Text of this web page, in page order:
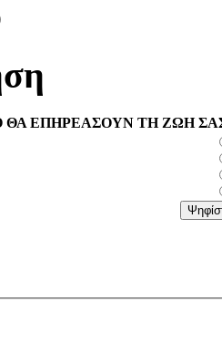
ΘΑ ΕΠΗΡΕΑΣΟΥΝ ΤΗ ΖΩΗ